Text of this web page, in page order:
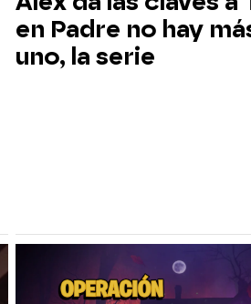
en Padre no hay
uno, la serie